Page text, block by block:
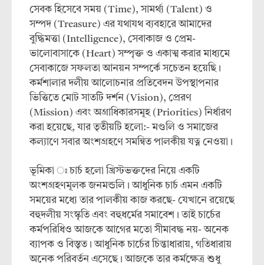
সেবক হিসেবে সময় (Time), সামর্থ্য (Talent) ও
সম্পদ (Treasure) এর যথাযথ ব্যবহারে আমাদের
বুদ্ধিমত্তা (Intelligence), সেবাকাজ ও প্রেম-
ভালোবাসাকে (Heart) সম্পৃক্ত ও একাত্ম করার মাধ্যমে
সেবাকাজে সফলতা আনয়ন সম্পর্কে সচেতন হয়েছি।
কর্মশালার দলীয় আলোচনার প্রতিবেদন উপস্থাপনার
ভিত্তিতে মোট সাতটি দর্শন (Vision), প্রেরণ
(Mission) এবং অগ্রাধিকারসমূহ (Priorities) নির্ধারণ
করা হয়েছে, যার তৃতীয়টি হলো:- মণ্ডলি ও সমাজের
কল্যাণে সবার অংশগ্রহণে সমন্বিত পালকীয় যত্ন নেওয়া।
ভূমিকা ঃ চার্চ হলো খ্রিস্টভক্তদের নিয়ে একটি
অংশগ্রহণমূলক জনমন্ডলি। আধুনিক চার্চ এমন একটি
সময়ের মধ্যে তার পালকীয় কাজ করছে- যেখানে রয়েছে
বহুদলীয় সংস্কৃতি এবং বহুধর্মের সমাবেশ। তাই চার্চের
কর্মপরিধিও আজকে আগের মতো সীমাবদ্ধ নয়- অনেক
ব্যাপক ও বিস্তৃত। আধুনিক চার্চের চিন্তাধারায়, গতিধারায়
অনেক পরিবর্তন এসেছে। আজকে তার কর্মক্ষেত্র শুধু